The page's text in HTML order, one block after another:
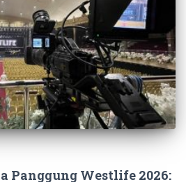
Panggung Westlife 2026: